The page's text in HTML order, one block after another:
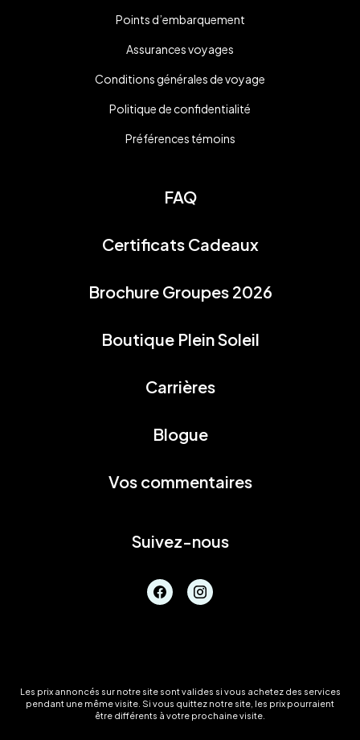
Points d’embarquement
Assurances voyages
Conditions générales de voyage
Politique de confidentialité
Préférences témoins
FAQ
Certificats Cadeaux
Brochure Groupes 2026
Boutique Plein Soleil
Carrières
Blogue
Vos commentaires
Suivez-nous
Les prix annoncés sur notre site sont valides si vous achetez des services
pendant une même visite. Si vous quittez notre site, les prix pourraient
être différents à votre prochaine visite.